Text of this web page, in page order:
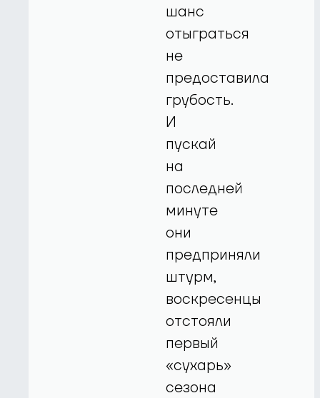
шанс
отыграться
не
предоставила
грубость.
И
пускай
на
последней
минуте
они
предприняли
штурм,
воскресенцы
отстояли
первый
«сухарь»
сезона